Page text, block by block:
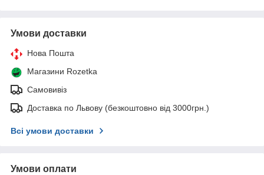
Умови доставки
Нова Пошта
Магазини Rozetka
Самовивіз
Доставка по Львову (безкоштовно від 3000грн.)
Всі умови доставки
Умови оплати